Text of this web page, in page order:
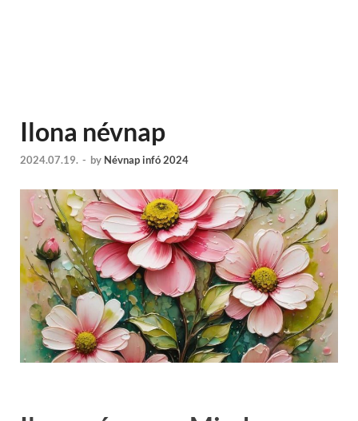
Ilona névnap
2024.07.19. - by Névnap infó 2024